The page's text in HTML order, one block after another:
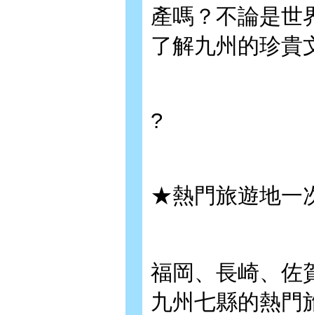
產嗎？不論是世
了解九州的珍貴
?
★熱門旅遊地一
福岡、長崎、佐
九州七縣的熱門